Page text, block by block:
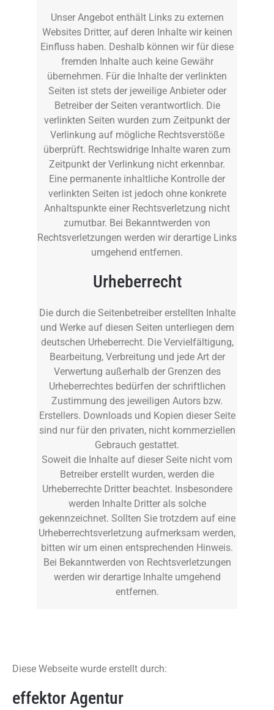
Unser Angebot enthält Links zu externen
Websites Dritter, auf deren Inhalte wir keinen
Einfluss haben. Deshalb können wir für diese
fremden Inhalte auch keine Gewähr
übernehmen. Für die Inhalte der verlinkten
Seiten ist stets der jeweilige Anbieter oder
Betreiber der Seiten verantwortlich. Die
verlinkten Seiten wurden zum Zeitpunkt der
Verlinkung auf mögliche Rechtsverstöße
überprüft. Rechtswidrige Inhalte waren zum
Zeitpunkt der Verlinkung nicht erkennbar.
Eine permanente inhaltliche Kontrolle der
verlinkten Seiten ist jedoch ohne konkrete
Anhaltspunkte einer Rechtsverletzung nicht
zumutbar. Bei Bekanntwerden von
Rechtsverletzungen werden wir derartige Links
umgehend entfernen.
Urheberrecht
Die durch die Seitenbetreiber erstellten Inhalte
und Werke auf diesen Seiten unterliegen dem
deutschen Urheberrecht. Die Vervielfältigung,
Bearbeitung, Verbreitung und jede Art der
Verwertung außerhalb der Grenzen des
Urheberrechtes bedürfen der schriftlichen
Zustimmung des jeweiligen Autors bzw.
Erstellers. Downloads und Kopien dieser Seite
sind nur für den privaten, nicht kommerziellen
Gebrauch gestattet.
Soweit die Inhalte auf dieser Seite nicht vom
Betreiber erstellt wurden, werden die
Urheberrechte Dritter beachtet. Insbesondere
werden Inhalte Dritter als solche
gekennzeichnet. Sollten Sie trotzdem auf eine
Urheberrechtsverletzung aufmerksam werden,
bitten wir um einen entsprechenden Hinweis.
Bei Bekanntwerden von Rechtsverletzungen
werden wir derartige Inhalte umgehend
entfernen.
Diese Webseite wurde erstellt durch:
effektor Agentur